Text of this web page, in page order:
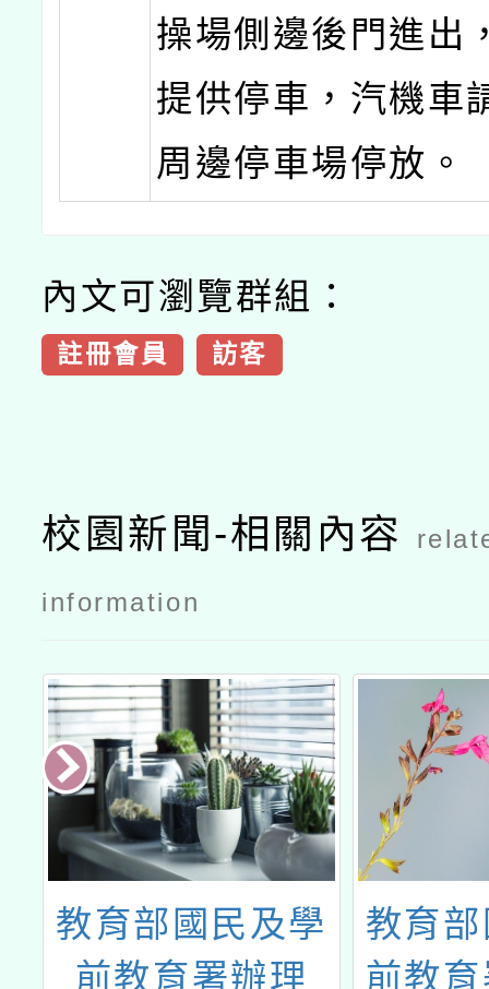
操場側邊後門進出
提供停車，汽機車
周邊停車場停放。
內文可瀏覽群組：
註冊會員 訪客
校園新聞-相關內容
information
教育部國民及學
前教育署辦理
教育
前教